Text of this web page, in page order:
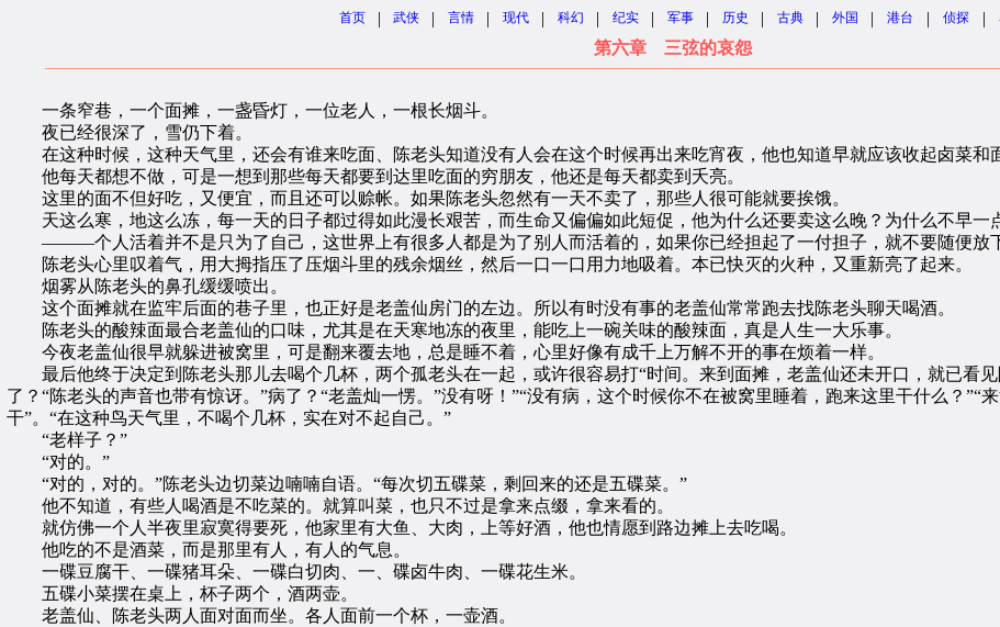
首页 | 武侠 | 言情 | 现代 | 科幻 | 纪实 | 军事 | 历史 | 古典 | 外国 | 港台 | 侦探 |
第六章 三弦的哀怨
一条窄巷，一个面摊，一盏昏灯，一位老人，一根长烟斗。
夜已经很深了，雪仍下着。
在这种时候，这种天气里，还会有谁来吃面、陈老头知道没有人会在这个时候再出来吃宵夜，他也知道早就应该收起卤菜和
他每天都想不做，可是一想到那些每天都要到达里吃面的穷朋友，他还是每天都卖到夭亮。
这里的面不但好吃，又便宜，而且还可以赊帐。如果陈老头忽然有一天不卖了，那些人很可能就要挨饿。
天这么寒，地这么冻，每一天的日子都过得如此漫长艰苦，而生命又偏偏如此短促，他为什么还要卖这么晚？为什么不早一
———个人活着并不是只为了自己，这世界上有很多人都是为了别人而活着的，如果你已经担起了一付担子，就不要随便放
陈老头心里叹着气，用大拇指压了压烟斗里的残余烟丝，然后一口一口用力地吸着。本已快灭的火种，又重新亮了起来。
烟雾从陈老头的鼻孔缓缓喷出。
这个面摊就在监牢后面的巷子里，也正好是老盖仙房门的左边。所以有时没有事的老盖仙常常跑去找陈老头聊天喝酒。
陈老头的酸辣面最合老盖仙的口味，尤其是在天寒地冻的夜里，能吃上一碗关味的酸辣面，真是人生一大乐事。
今夜老盖仙很早就躲进被窝里，可是翻来覆去地，总是睡不着，心里好像有成千上万解不开的事在烦着一样。
最后他终于决定到陈老头那儿去喝个几杯，两个孤老头在一起，或许很容易打“时间。来到面摊，老盖仙还未开口，就已看
了？“陈老头的声音也带有惊讶。”病了？“老盖灿一愣。”没有呀！”“没有病，这个时候你不在被窝里睡着，跑来这里干什么？”“
干”。“在这种鸟天气里，不喝个几杯，实在对不起自己。”
“老样子？”
“对的。”
“对的，对的。”陈老头边切菜边喃喃自语。“每次切五碟菜，剩回来的还是五碟菜。”
他不知道，有些人喝酒是不吃菜的。就算叫菜，也只不过是拿来点缀，拿来看的。
就仿佛一个人半夜里寂寞得要死，他家里有大鱼、大肉，上等好酒，他也情愿到路边摊上去吃喝。
他吃的不是酒菜，而是那里有人，有人的气息。
一碟豆腐干、一碟猪耳朵、一碟白切肉、一、碟卤牛肉、一碟花生米。
五碟小菜摆在桌上，杯子两个，酒两壶。
老盖仙、陈老头两人面对面而坐。各人面前一个杯，一壶酒。